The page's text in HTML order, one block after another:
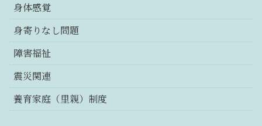
身体感覚
身寄りなし問題
障害福祉
震災関連
養育家庭（里親）制度